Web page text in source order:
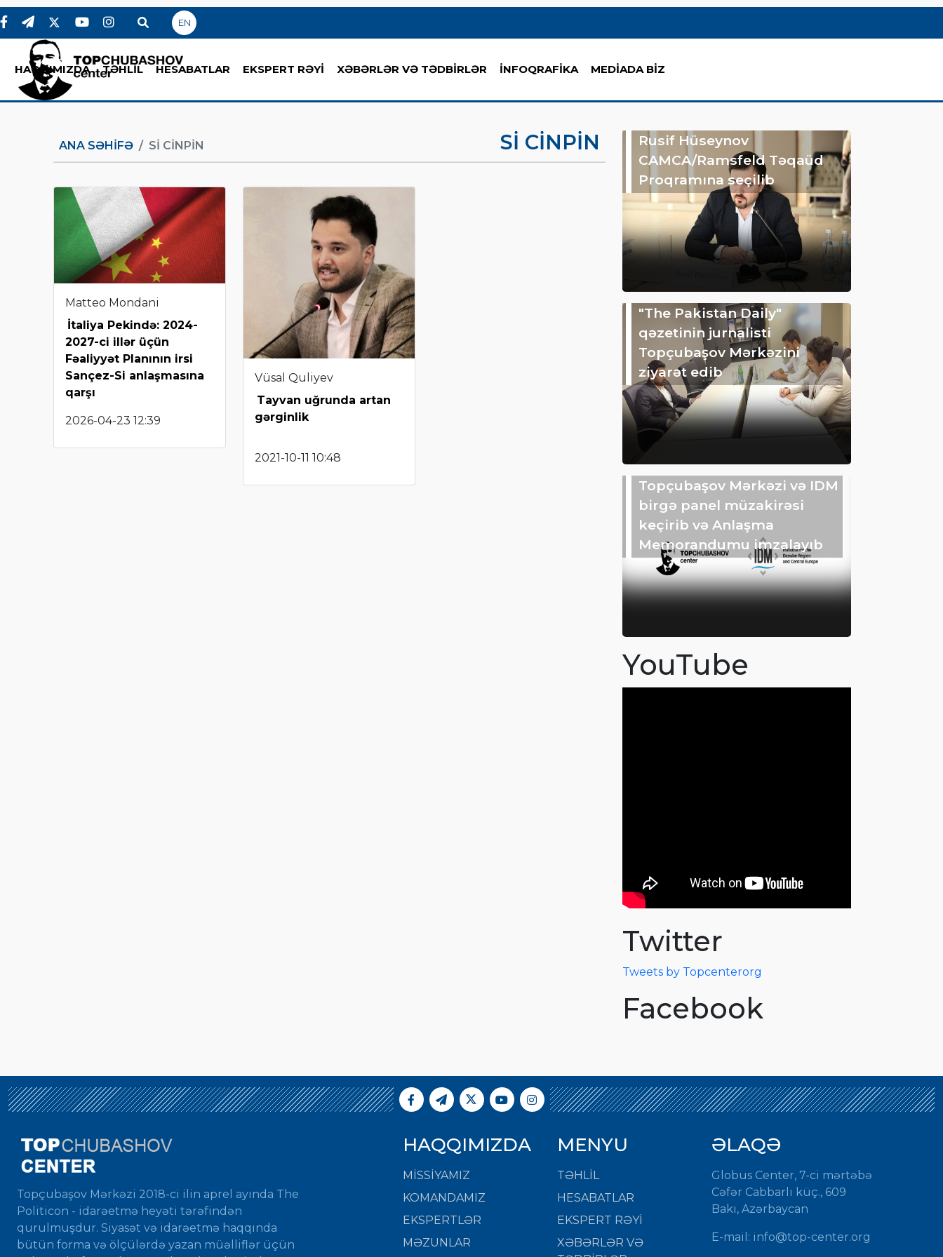
EN
HAQQIMIZDA TƏHLİL HESABATLAR EKSPERT RƏYİ XƏBƏRLƏR VƏ TƏDBİRLƏR İNFOQRAFİKA MEDİADA BİZ
ANA SƏHIFƏ SI CINPIN SI CINPIN
Matteo Mondani
İtaliya Pekində: 2024-
2027-ci illər üçün
Fəaliyyət Planının irsi
Sançez-Si anlaşmasına
qarşı
2026-04-23 12:39
Vüsal Quliyev
Tayvan uğrunda artan
gərginlik
2021-10-11 10:48
Rusif Hüseynov
CAMCA/Ramsfeld Təqaüd
Proqramına seçilib
"The Pakistan Daily"
qəzetinin jurnalisti
Topçubaşov Mərkəzini
ziyarət edib
Topçubaşov Mərkəzi və IDM
birgə panel müzakirəsi
keçirib və Anlaşma
Memorandumu imzalayıb
YouTube
Twitter
Tweets by Topcenterorg
Facebook
Topçubaşov Mərkəzi 2018-ci ilin aprel ayında The
Politicon - idarəetmə heyəti tərəfindən
qurulmuşdur. Siyasət və idarəetmə haqqında
bütün forma və ölçülərdə yazan müəlliflər üçün
HAQQIMIZDA
MISSIYAMIZ
KOMANDAMIZ
EKSPERTLƏR
MƏZUNLAR
MENYU
TƏHLİL
HESABATLAR
EKSPERT RƏYİ
XƏBƏRLƏR VƏ
ƏLAQƏ
Globus Center, 7-ci mərtəbə
Cəfər Cabbarlı küç., 609
Bakı, Azərbaycan
E-mail: info@top-center.org